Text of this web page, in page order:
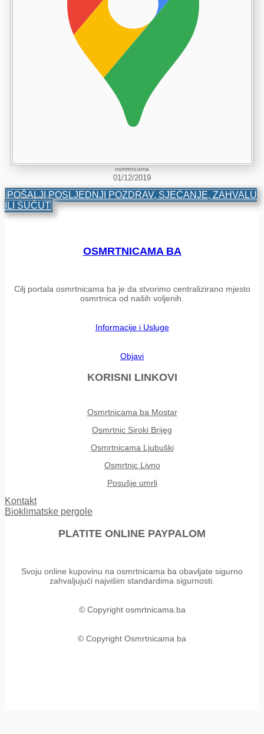
osmrtnicama
01/12/2019
POŠALJI POSLJEDNJI POZDRAV, SJEĆANJE, ZAHVALU
ILI SUĆUT
OSMRTNICAMA BA
Cilj portala osmrtnicama ba je da stvorimo centralizirano mjesto
osmrtnica od naših voljenih.
Informacije i Usluge
Objavi
KORISNI LINKOVI
Osmrtnicama ba Mostar
Osmrtnic Siroki Brijeg
Osmrtnicama Ljubuški
Osmrtnic Livno
Posušje umrli
Kontakt
Bioklimatske pergole
PLATITE ONLINE PAYPALOM
Svoju online kupovinu na osmrtnicama ba obavljate sigurno
zahvaljujući najvišim standardima sigurnosti.
© Copyright osmrtnicama.ba
© Copyright Osmrtnicama ba